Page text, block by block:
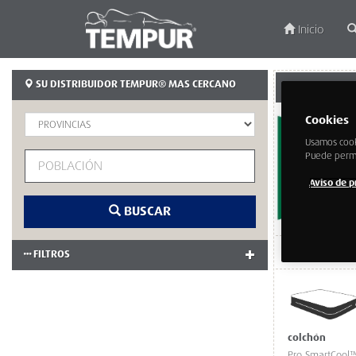
Inicio
SU DISTRIBUIDOR TEMPUR® MAS CERCANO
BUSCAR
FILTROS
colchón
Cookies
Usamos
Puede
Aviso de